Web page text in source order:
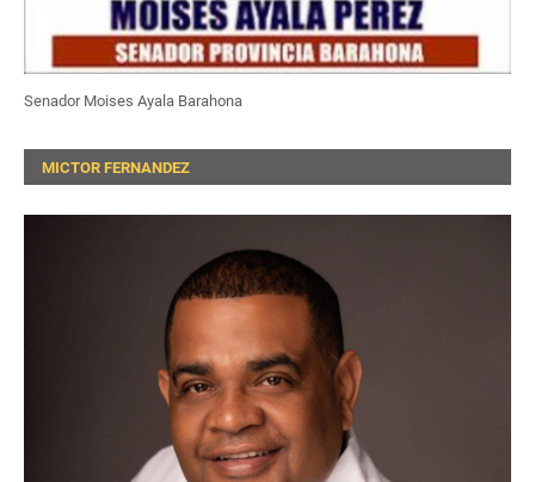
Senador Moises Ayala Barahona
MICTOR FERNANDEZ